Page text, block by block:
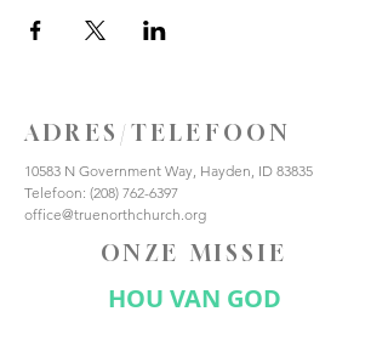
ADRES/TELEFOON
10583 N Government Way, Hayden, ID 83835
Telefoon: (208) 762-6397
office@truenorthchurch.org
ONZE MISSIE
HOU VAN GOD